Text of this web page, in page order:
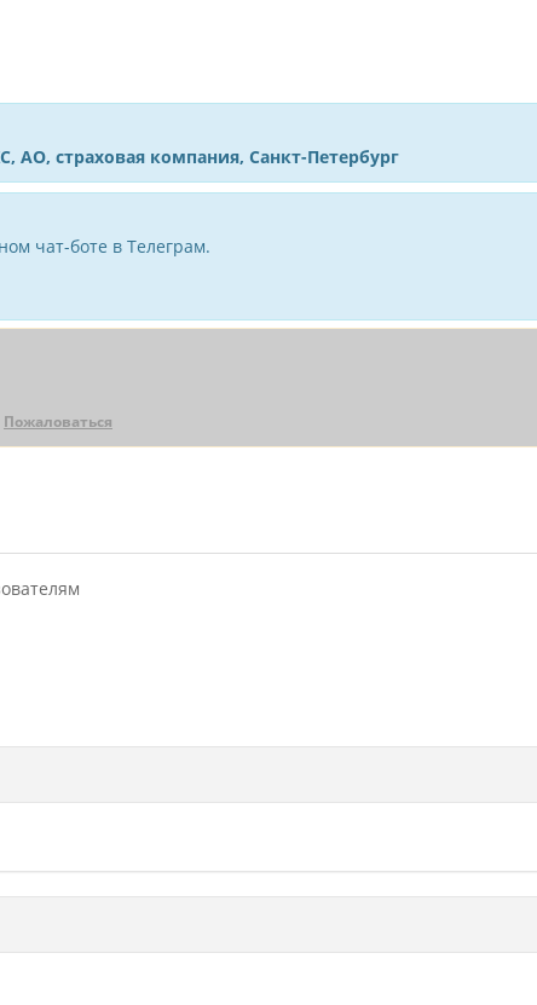
АО, страховая компания, Санкт-Петербург
чат-боте в Телеграм.
Пожаловаться